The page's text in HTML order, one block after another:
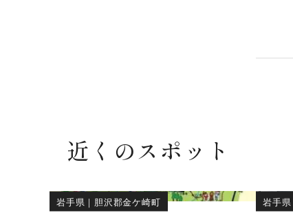
近くのスポット
岩手県 ｜ 胆沢郡金ケ崎町
岩手県